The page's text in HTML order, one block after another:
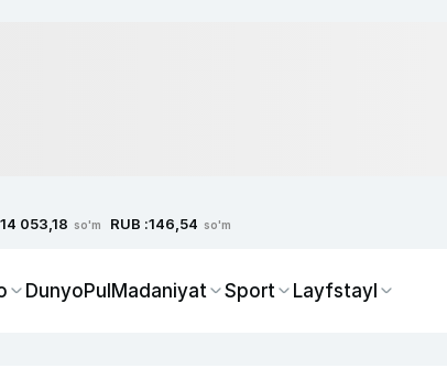
14 053,18 so'm RUB :146,54 so'm
DunyoPulMadaniyat Sport Layfstayl